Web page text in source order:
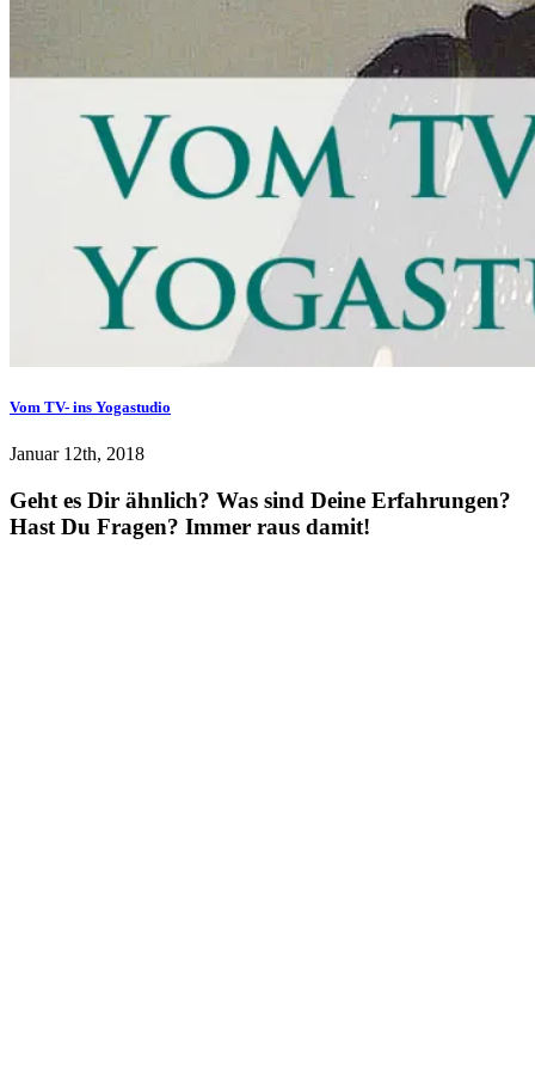
Vom TV- ins Yogastudio
Januar 12th, 2018
Geht es Dir ähnlich? Was sind Deine Erfahrungen?
Hast Du Fragen? Immer raus damit!